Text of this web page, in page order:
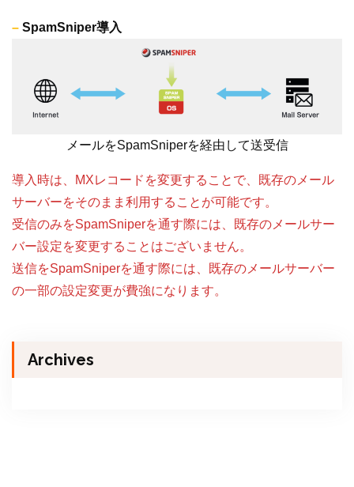
– SpamSniper導入
メールをSpamSniperを経由して送受信
導入時は、MXレコードを変更することで、既存のメール
サーバーをそのまま利用することが可能です。
受信のみをSpamSniperを通す際には、既存のメールサー
バー設定を変更することはございません。
送信をSpamSniperを通す際には、既存のメールサーバー
の一部の設定変更が費強になります。
Archives